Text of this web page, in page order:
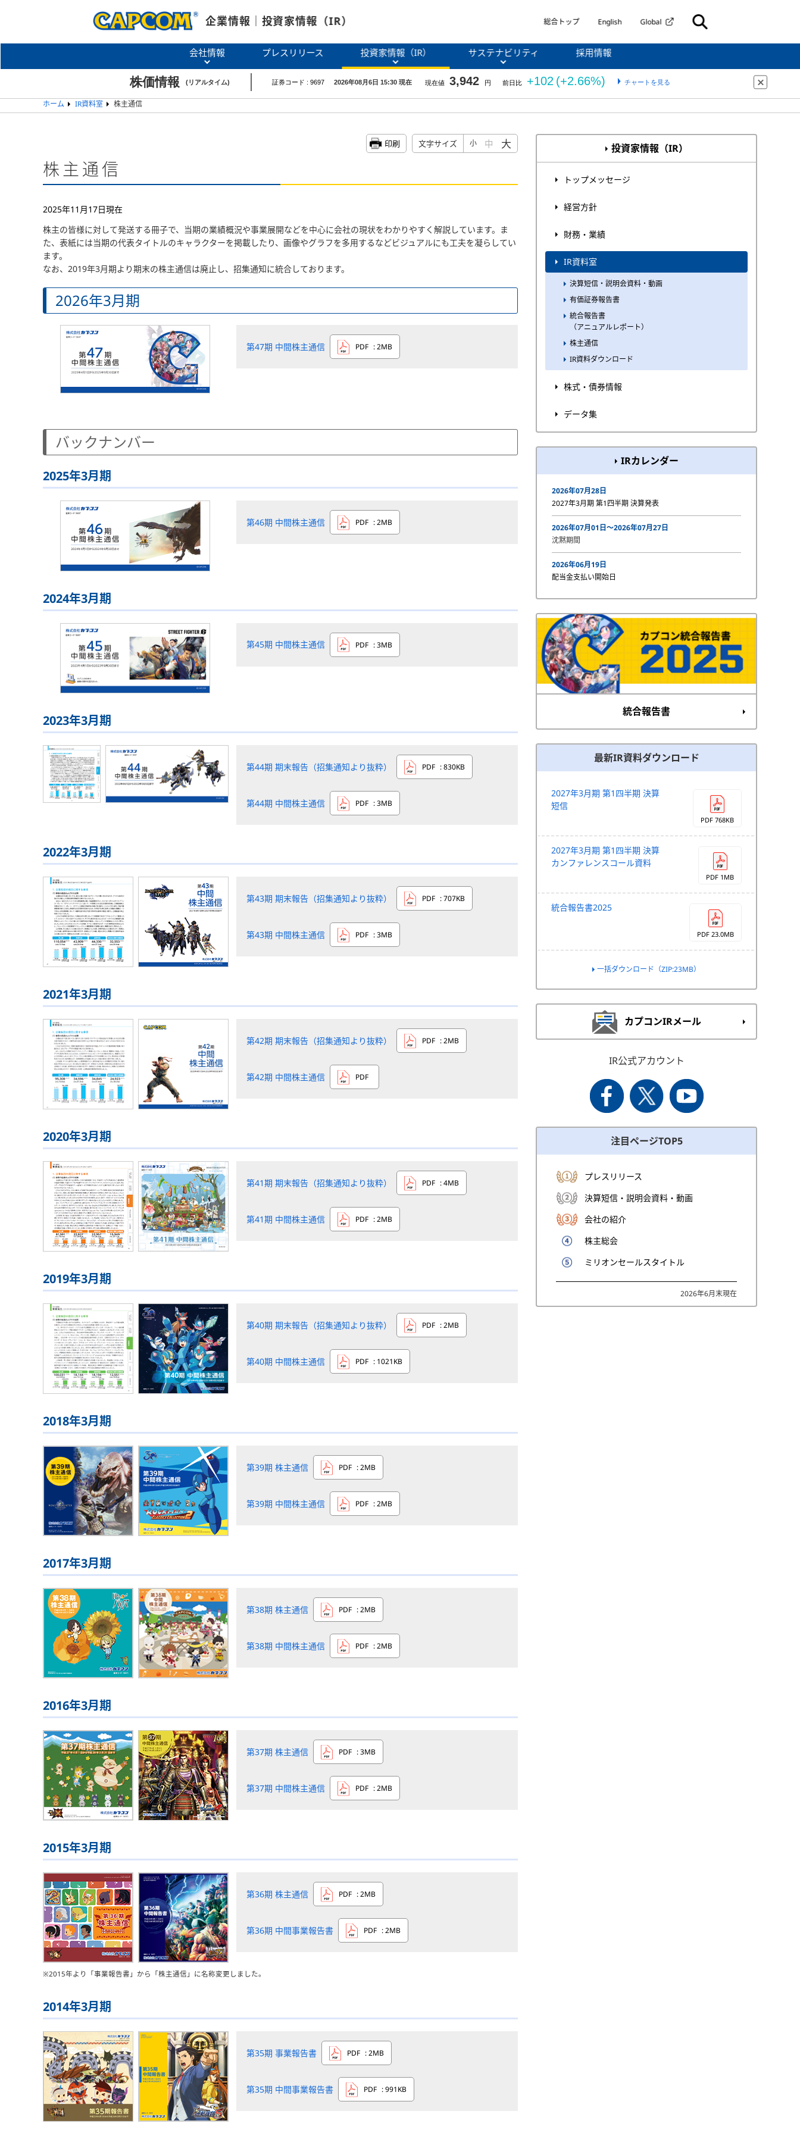
企業情報｜投資家情報（IR） 総合トップ English Global
会社情報 プレスリリース 投資家情報（IR） サステナビリティ 採用情報
ホーム IR資料室 株主通信
印刷 文字サイズ 小 中 大
株主通信
2025年11月17日現在
株主の皆様に対して発送する冊子で、当期の業績概況や事業展開などを中心に会社の現状をわかりやすく解説しています。ま
た、表紙には当期の代表タイトルのキャラクターを掲載したり、画像やグラフを多用するなどビジュアルにも工夫を凝らしてい
ます。
なお、2019年3月期より期末の株主通信は廃止し、招集通知に統合しております。
2026年3月期
第47期 中間株主通信 PDF : 2MB
バックナンバー
2025年3月期
第46期 中間株主通信 PDF : 2MB
2024年3月期
第45期 中間株主通信 PDF : 3MB
2023年3月期
第44期 期末報告（招集通知より抜粋） PDF : 830KB
第44期 中間株主通信 PDF : 3MB
2022年3月期
第43期 期末報告（招集通知より抜粋） PDF : 707KB
第43期 中間株主通信 PDF : 3MB
2021年3月期
第42期 期末報告（招集通知より抜粋） PDF : 2MB
第42期 中間株主通信 PDF
2020年3月期
第41期 期末報告（招集通知より抜粋） PDF : 4MB
第41期 中間株主通信 PDF : 2MB
2019年3月期
第40期 期末報告（招集通知より抜粋） PDF : 2MB
第40期 中間株主通信 PDF : 1021KB
2018年3月期
第39期 株主通信 PDF : 2MB
第39期 中間株主通信 PDF : 2MB
2017年3月期
第38期 株主通信 PDF : 2MB
第38期 中間株主通信 PDF : 2MB
2016年3月期
第37期 株主通信 PDF : 3MB
第37期 中間株主通信 PDF : 2MB
2015年3月期
第36期 株主通信 PDF : 2MB
第36期 中間事業報告書 PDF : 2MB
※2015年より「事業報告書」から「株主通信」に名称変更しました。
2014年3月期
第35期 事業報告書 PDF : 2MB
第35期 中間事業報告書 PDF : 991KB
投資家情報（IR）
トップメッセージ
経営方針
財務・業績
IR資料室
決算短信・説明会資料・動画
有価証券報告書
統合報告書
（アニュアルレポート）
株主通信
IR資料ダウンロード
株式・債券情報
データ集
IRカレンダー
2026年07月28日
2027年3月期 第1四半期 決算発表
2026年07月01日〜2026年07月27日
沈黙期間
2026年06月19日
配当金支払い開始日
統合報告書
最新IR資料ダウンロード
2027年3月期 第1四半期 決算
短信
PDF 768KB
2027年3月期 第1四半期 決算
カンファレンスコール資料
PDF 1MB
統合報告書2025
PDF 23.0MB
一括ダウンロード（ZIP:23MB）
カプコンIRメール
IR公式アカウント
注目ページTOP5
プレスリリース
決算短信・説明会資料・動画
会社の紹介
株主総会
ミリオンセールスタイトル
2026年6月末現在